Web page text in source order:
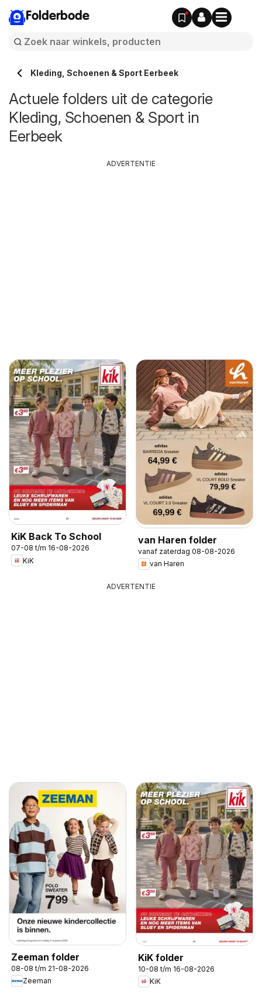
Folderbode
Kleding, Schoenen & Sport Eerbeek
Actuele folders uit de categorie
Kleding, Schoenen & Sport in
Eerbeek
KiK Back To School
07-08 t/m 16-08-2026
KiK
van Haren folder
vanaf zaterdag 08-08-2026
van Haren
ADVERTENTIE
ADVERTENTIE
Zeeman folder
08-08 t/m 21-08-2026
Zeeman
KiK folder
10-08 t/m 16-08-2026
KiK